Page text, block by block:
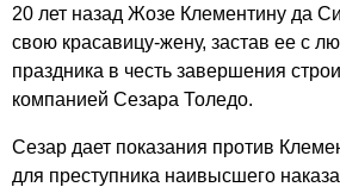
20 лет назад Жозе Клементину да
свою красавицу-жену, застав ее с
праздника в честь завершения
компанией Сезара Толедо.
Сезар дает показания против
для преступника наивысшего